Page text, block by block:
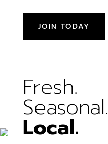
JOIN TODAY
Fresh.
Seasonal.
Local.